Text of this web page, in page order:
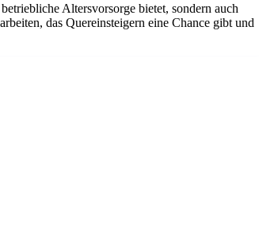
Altersvorsorge bietet, sondern auch
das Quereinsteigern eine Chance gibt und